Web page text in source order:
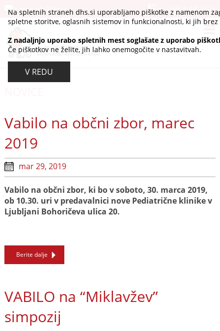
e-mail:info@dhs.si tel.:
Vabilo na občni zbor, marec
2019
mar 29, 2019
Vabilo na občni zbor, ki bo v soboto, 30. marca 2019,
ob 10.30. uri v predavalnici nove Pediatrične klinike v
Ljubljani Bohoričeva ulica 20.
Berite dalje
VABILO na “Miklavžev”
simpozij
Na spletnih straneh dhs.si uporabljamo piškotke z namenom
spletne storitve, oglasnih sistemov in funkcionalnosti, ki jih
Z nadaljnjo uporabo spletnih mest soglašate z uporabo
Če piškotkov ne želite, jih lahko onemogočite v nastavitvah.
V REDU